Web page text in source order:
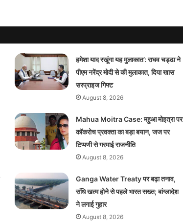
हमेशा याद रखूंगा यह मुलाकात’: राघव चड्ढा ने
पीएम नरेंद्र मोदी से की मुलाकात, दिया खास
सरप्राइज गिफ्ट
August 8, 2026
Mahua Moitra Case: महुआ मोइत्रा पर
कॉकरोच प्रवक्ता का बड़ा बयान, जज पर
टिप्पणी से गरमाई राजनीति
August 8, 2026
Ganga Water Treaty पर बढ़ा तनाव,
संधि खत्म होने से पहले भारत सख्त; बांग्लादेश
ने लगाई गुहार
August 8, 2026